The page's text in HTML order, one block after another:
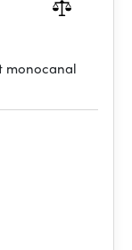
monocanal